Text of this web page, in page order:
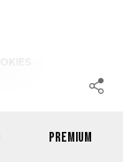
Premium